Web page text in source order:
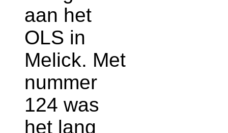
aan het
OLS in
Melick. Met
nummer
124 was
het lang